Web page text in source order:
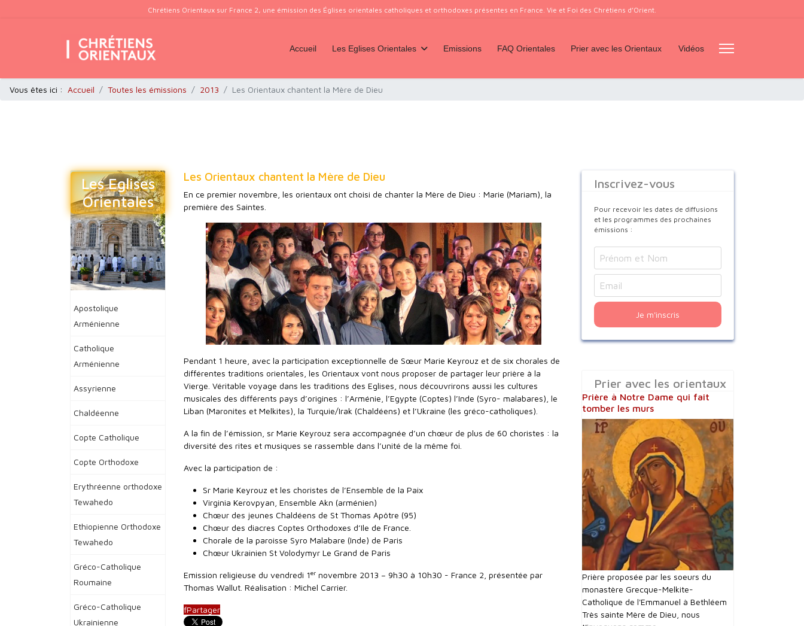
Chrétiens Orientaux sur France 2, une émission des Églises orientales catholiques et orthodoxes présentes en France. Vie et Foi des Chrétiens d’Orient.
Accueil Les Eglises Orientales Emissions FAQ Orientales Prier avec les Orientaux Vidéos
Vous êtes ici : Accueil Toutes les émissions 2013 Les Orientaux chantent la Mère de Dieu
Les Eglises
Orientales
Apostolique
Arménienne
Catholique
Arménienne
Assyrienne
Chaldéenne
Copte Catholique
Copte Orthodoxe
Erythréenne orthodoxe
Tewahedo
Ethiopienne Orthodoxe
Tewahedo
Gréco-Catholique
Roumaine
Gréco-Catholique
Ukrainienne
Les Orientaux chantent la Mère de Dieu
En ce premier novembre, les orientaux ont choisi de chanter la Mère de Dieu : Marie (Mariam), la
première des Saintes.
Pendant 1 heure, avec la participation exceptionnelle de Sœur Marie Keyrouz et de six chorales de
différentes traditions orientales, les Orientaux vont nous proposer de partager leur prière à la
Vierge. Véritable voyage dans les traditions des Eglises, nous découvrirons aussi les cultures
musicales des différents pays d’origines : l’Arménie, l’Egypte (Coptes) l’Inde (Syro- malabares), le
Liban (Maronites et Melkites), la Turquie/Irak (Chaldéens) et l’Ukraine (les gréco-catholiques).
A la fin de l’émission, sr Marie Keyrouz sera accompagnée d’un chœur de plus de 60 choristes : la
diversité des rites et musiques se rassemble dans l’unité de la même foi.
Avec la participation de :
Sr Marie Keyrouz et les choristes de l’Ensemble de la Paix
Virginia Kerovpyan, Ensemble Akn (arménien)
Chœur des jeunes Chaldéens de St Thomas Apôtre (95)
Chœur des diacres Coptes Orthodoxes d’Ile de France.
Chorale de la paroisse Syro Malabare (Inde) de Paris
Chœur Ukrainien St Volodymyr Le Grand de Paris
Emission religieuse du vendredi 1er novembre 2013 – 9h30 à 10h30 - France 2, présentée par
Thomas Wallut. Réalisation : Michel Carrier.
fPartager
Inscrivez-vous
Pour recevoir les dates de diffusions
et les programmes des prochaines
émissions :
Je m'inscris
Prier avec les orientaux
Prière à Notre Dame qui fait
tomber les murs
Prière proposée par les soeurs du
monastère Grecque-Melkite-
Catholique de l'Emmanuel à Bethléem
Très sainte Mère de Dieu, nous